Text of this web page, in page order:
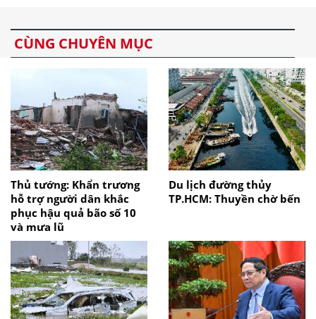
CÙNG CHUYÊN MỤC
Thủ tướng: Khẩn trương
hỗ trợ người dân khắc
phục hậu quả bão số 10
và mưa lũ
Du lịch đường thủy
TP.HCM: Thuyền chờ bến